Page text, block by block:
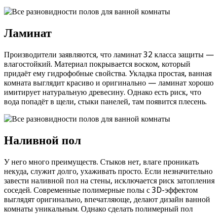
Ламинат
Производители заявляются, что ламинат 32 класса защиты —
влагостойкий. Материал покрывается воском, который
придаёт ему гидрофобные свойства. Укладка простая, ванная
комната выглядит красиво и оригинально — ламинат хорошо
имитирует натуральную древесину. Однако есть риск, что
вода попадёт в щели, стыки панелей, там появится плесень.
Наливной пол
У него много преимуществ. Стыков нет, влаге проникать
некуда, служит долго, ухаживать просто. Если незначительно
завести наливной пол на стены, исключается риск затопления
соседей. Современные полимерные полы с 3D-эффектом
выглядят оригинально, впечатляюще, делают дизайн ванной
комнаты уникальным. Однако сделать полимерный пол